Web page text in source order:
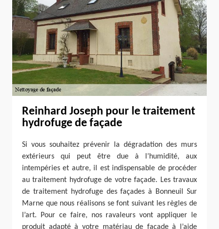
Reinhard Joseph pour le traitement
hydrofuge de façade
Si vous souhaitez prévenir la dégradation des murs
extérieurs qui peut être due à l’humidité, aux
intempéries et autre, il est indispensable de procéder
au traitement hydrofuge de votre façade. Les travaux
de traitement hydrofuge des façades à Bonneuil Sur
Marne que nous réalisons se font suivant les règles de
l’art. Pour ce faire, nos ravaleurs vont appliquer le
produit adapté à votre matériau de façade à l’aide